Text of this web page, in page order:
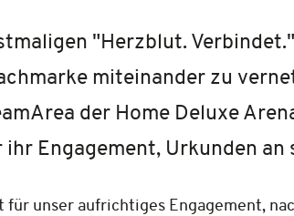
"Herzblut.
miteinander zu
der Home Deluxe
Engagement, Urkunden an
unser aufrichtiges Engagement,